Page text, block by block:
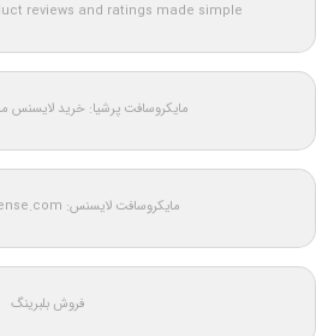
reviews and ratings made simple
مایکروسافت پرشیا: خرید لایسنس
مایکروسافت لایسنس: MicrosoftLicense.com
فروش بلبرینگ